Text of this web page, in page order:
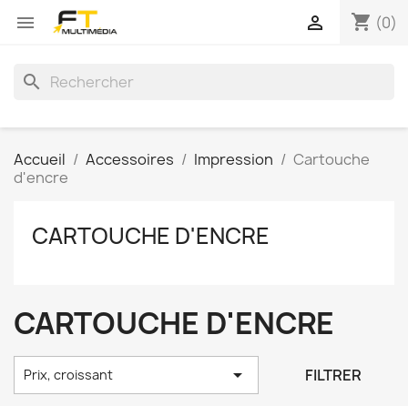
 shopping_cart (0)

search
Accueil Accessoires Impression
Cartouche
d'encre
CARTOUCHE D'ENCRE
CARTOUCHE D'ENCRE
Prix, croissant  FILTRER